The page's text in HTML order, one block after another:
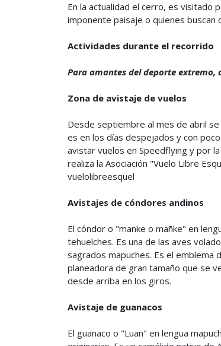
En la actualidad el cerro, es visitado
imponente paisaje o quienes buscan
Actividades durante el recorrido
Para amantes del deporte
Zona de avistaje de vuelos
Desde septiembre al mes de abril
es en los días despejados y con
avistar vuelos en Speedflying y por
realiza la Asociación "Vuelo Libre
vuelolibreesquel
Avistajes de cóndores andinos
El cóndor o "manke o mañke" en
tehuelches. Es una de las aves
sagrados mapuches. Es el emblema
planeadora de gran tamaño que se
desde arriba en los giros.
Avistaje de guanacos
El guanaco o "Luan" en lengua